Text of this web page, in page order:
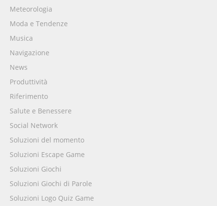
Meteorologia
Moda e Tendenze
Musica
Navigazione
News
Produttività
Riferimento
Salute e Benessere
Social Network
Soluzioni del momento
Soluzioni Escape Game
Soluzioni Giochi
Soluzioni Giochi di Parole
Soluzioni Logo Quiz Game